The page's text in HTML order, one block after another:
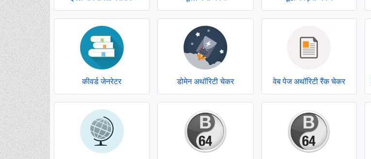
कीवर्ड जेनरेटर डोमेन अथॉरिटी चेकर वेब पेज अथॉरिटी रैंक चेकर